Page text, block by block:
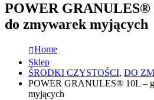
POWER
do zmywarek myjących
Home
Sklep
ŚRODKI CZYSTOŚCI, DO
POWER GRANULES® 10L –
myjących